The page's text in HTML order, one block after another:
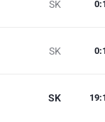
SK 0:1
SK 0:1
SK 19: